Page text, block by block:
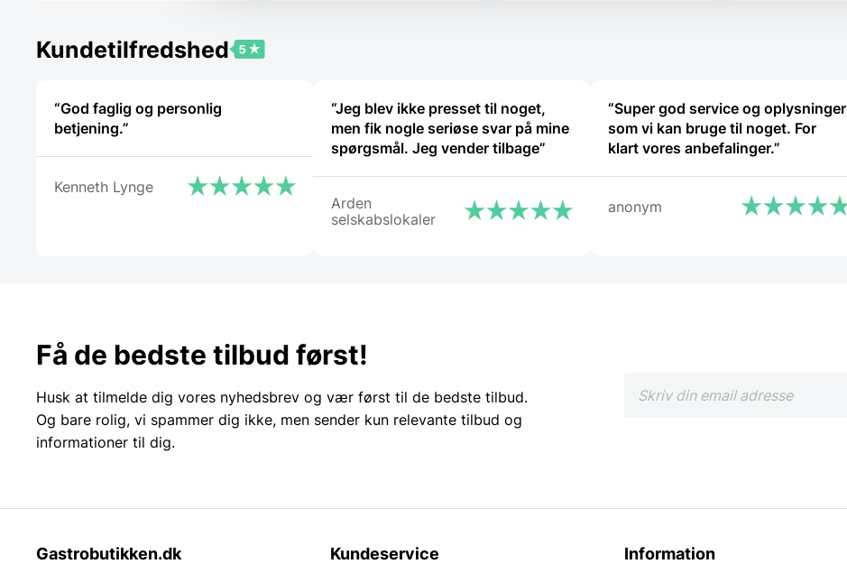
Kundetilfredshed
“God faglig og personlig
betjening.”
Kenneth Lynge
“Jeg blev ikke presset til noget,
men fik nogle seriøse svar på mine
spørgsmål. Jeg vender tilbage”
Arden
selskabslokaler
“Super god service og oplysninger
som vi kan bruge til noget. For
klart vores anbefalinger.”
anonym
Få de bedste tilbud først!
Husk at tilmelde dig vores nyhedsbrev og vær først til de bedste tilbud.
Og bare rolig, vi spammer dig ikke, men sender kun relevante tilbud og
informationer til dig.
Gastrobutikken.dk Kundeservice Information